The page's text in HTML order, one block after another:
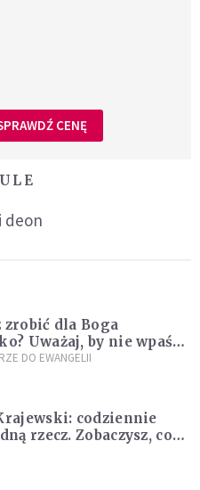
CENĘ
deon
zrobić dla Boga
Uważaj, by nie wpaść
pułapkę
DO EWANGELII
codziennie
rzecz. Zobaczysz, co
z twoim życiem